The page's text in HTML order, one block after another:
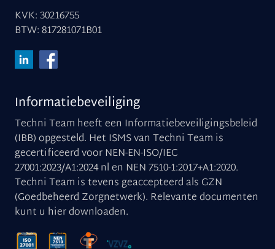
KVK: 30216755
BTW: 817281071B01
Informatiebeveiliging
Techni Team heeft een Informatiebeveiligingsbeleid
(IBB) opgesteld. Het ISMS van Techni Team is
gecertificeerd voor NEN-EN-ISO/IEC
27001:2023/A1:2024 nl en NEN 7510-1:2017+A1:2020.
Techni Team is tevens geaccepteerd als GZN
(Goedbeheerd Zorgnetwerk). Relevante documenten
kunt u hier downloaden.